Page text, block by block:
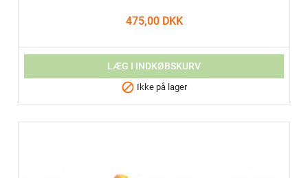
475,00 DKK
LÆG I INDKØBSKURV
 Ikke på lager